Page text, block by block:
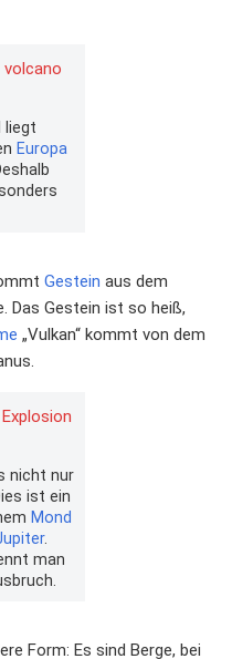
volcano
liegt
Europa
Gestein aus dem
Das Gestein ist so heiß,
„Vulkan“ kommt von dem
nicht nur
ist ein
Mond
.
man
Form: Es sind Berge, bei